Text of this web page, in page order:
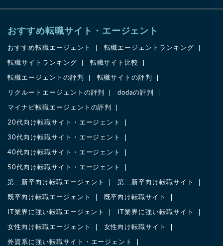
おすすめ転職サイト・エージェント
おすすめ転職エージェント 転職エージェントランキング
転職サイトランキング 転職サイト比較
転職エージェントの評判 転職サイトの評判
リクルートエージェントの評判 dodaの評判
マイナビ転職エージェントの評判
20代向け転職サイト・エージェント
30代向け転職サイト・エージェント
40代向け転職サイト・エージェント
50代向け転職サイト・エージェント
第二新卒向け転職エージェント 第二新卒向け転職サイト
既卒向け転職エージェント 既卒向け転職サイト
IT業界に強い転職エージェント IT業界に強い転職サイト
女性向け転職エージェント 女性向け転職サイト
外資系に強い転職サイト・エージェント